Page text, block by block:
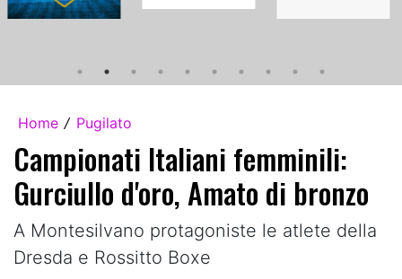
Home / Pugilato
Campionati Italiani femminili:
Gurciullo d'oro, Amato di bronzo
A Montesilvano protagoniste le atlete della
Dresda e Rossitto Boxe